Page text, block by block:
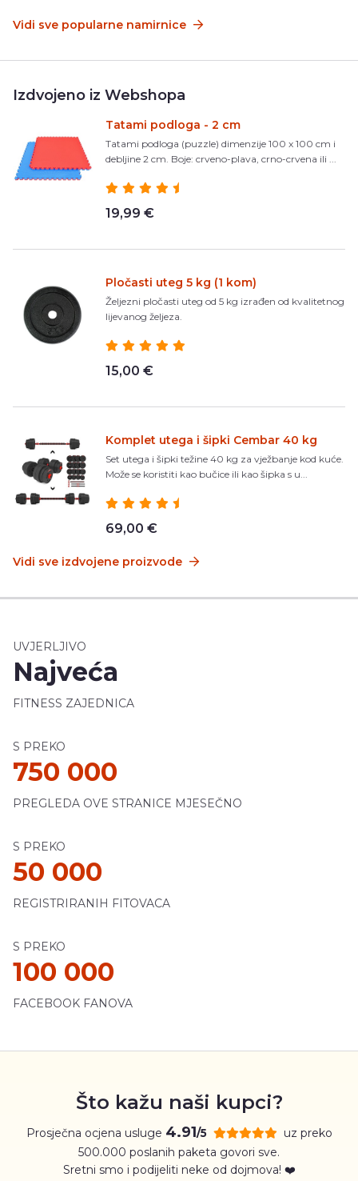
Vidi sve popularne namirnice
Izdvojeno iz Webshopa
Tatami podloga - 2 cm
Tatami podloga (puzzle) dimenzije 100 x 100 cm i
debljine 2 cm. Boje: crveno-plava, crno-crvena ili ...
19,99 €
Pločasti uteg 5 kg (1 kom)
Željezni pločasti uteg od 5 kg izrađen od kvalitetnog
lijevanog željeza.
15,00 €
Komplet utega i šipki Cembar 40 kg
Set utega i šipki težine 40 kg za vježbanje kod kuće.
Može se koristiti kao bučice ili kao šipka s u...
69,00 €
Vidi sve izdvojene proizvode
UVJERLJIVO
Najveća
FITNESS ZAJEDNICA
S PREKO
750 000
PREGLEDA OVE STRANICE MJESEČNO
S PREKO
50 000
REGISTRIRANIH FITOVACA
S PREKO
100 000
FACEBOOK FANOVA
Što kažu naši kupci?
Prosječna ocjena usluge 4.91/5
uz preko
500.000 poslanih paketa govori sve.
Sretni smo i podijeliti neke od dojmova! ❤️